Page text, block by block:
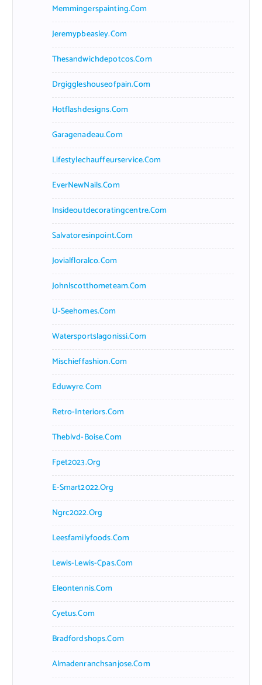
Memmingerspainting.com
Jeremypbeasley.com
Thesandwichdepotcos.com
Drgiggleshouseofpain.com
Hotflashdesigns.com
Garagenadeau.com
Lifestylechauffeurservice.com
EverNewNails.com
Insideoutdecoratingcentre.com
Salvatoresinpoint.com
Jovialfloralco.com
Johnlscotthometeam.com
U-Seehomes.com
Watersportslagonissi.com
Mischieffashion.com
Eduwyre.com
Retro-Interiors.com
Theblvd-Boise.com
Fpet2023.org
E-Smart2022.org
Ngrc2022.org
Leesfamilyfoods.com
Lewis-Lewis-Cpas.com
Eleontennis.com
Cyetus.com
Bradfordshops.com
Almadenranchsanjose.com